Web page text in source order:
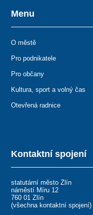
Kontaktní spojení
statutární město Zlín
náměstí Míru 12
760 01 Zlín
(všechna kontaktní spojení)
Menu
O městě
Pro podnikatele
Pro občany
Kultura, sport a volný čas
Otevřená radnice